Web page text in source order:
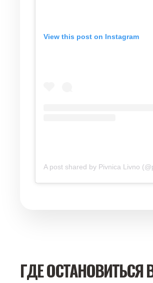
View this post on Instagram
A post shared by Pivnica Livno
ГДЕ ОСТАНОВИТЬСЯ